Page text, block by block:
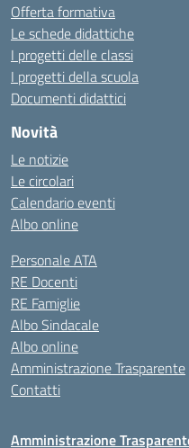
Offerta formativa
Le schede didattiche
I progetti delle classi
I progetti della scuola
Documenti didattici
Novità
Le notizie
Le circolari
Calendario eventi
Albo online
Personale ATA
RE Docenti
RE Famiglie
Albo Sindacale
Albo online
Amministrazione Trasparente
Contatti
Amministrazione